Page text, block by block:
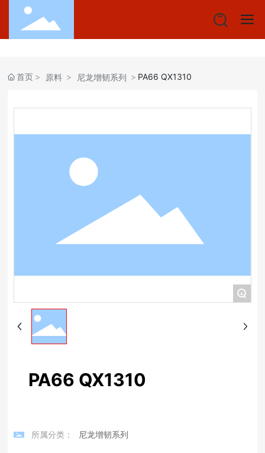
首页 原料 尼龙增韧系列 PA66 QX1310
+
PA66 QX1310
所属分类： 尼龙增韧系列